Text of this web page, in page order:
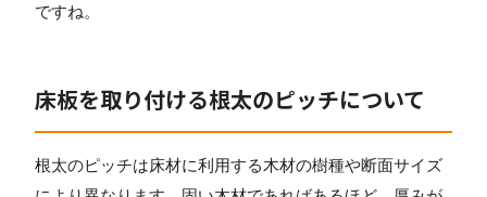
ですね。
床板を取り付ける根太のピッチについて
根太のピッチは床材に利用する木材の樹種や断面サイズ